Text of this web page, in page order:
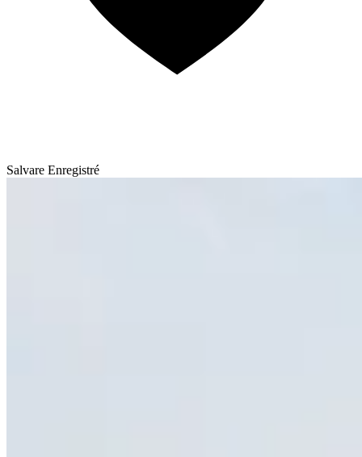
Salvare Enregistré